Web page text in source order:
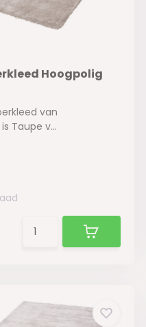
Hoogpolig
van
Taupe v...